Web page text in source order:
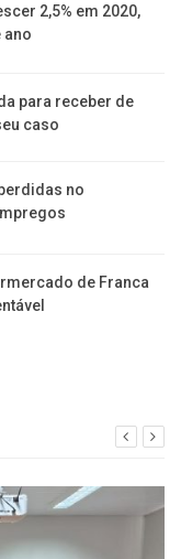
2,5% em 2020,
ano
para receber de
caso
no
de Franca